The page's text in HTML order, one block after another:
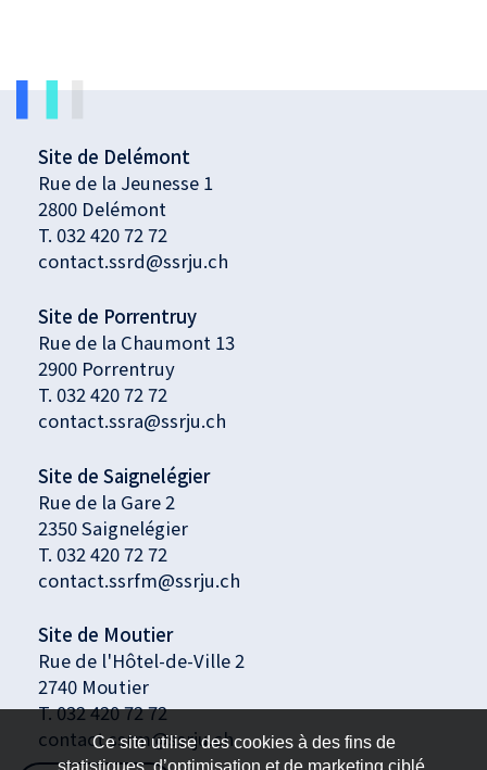
Site de Delémont
Rue de la Jeunesse 1
2800 Delémont
T. 032 420 72 72
contact.ssrd@ssrju.ch
Site de Porrentruy
Rue de la Chaumont 13
2900 Porrentruy
T. 032 420 72 72
contact.ssra@ssrju.ch
Site de Saignelégier
Rue de la Gare 2
2350 Saignelégier
T. 032 420 72 72
contact.ssrfm@ssrju.ch
Site de Moutier
Rue de l'Hôtel-de-Ville 2
2740 Moutier
T. 032 420 72 72
contact.ssrm@ssrju.ch
Ce site utilise des cookies à des fins de
statistiques, d’optimisation et de marketing ciblé.